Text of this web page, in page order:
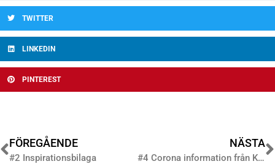
TWITTER
LINKEDIN
PINTEREST
FÖREGÅENDE
#2 Inspirationsbilaga
NÄSTA
#4 Corona information från Kommunen